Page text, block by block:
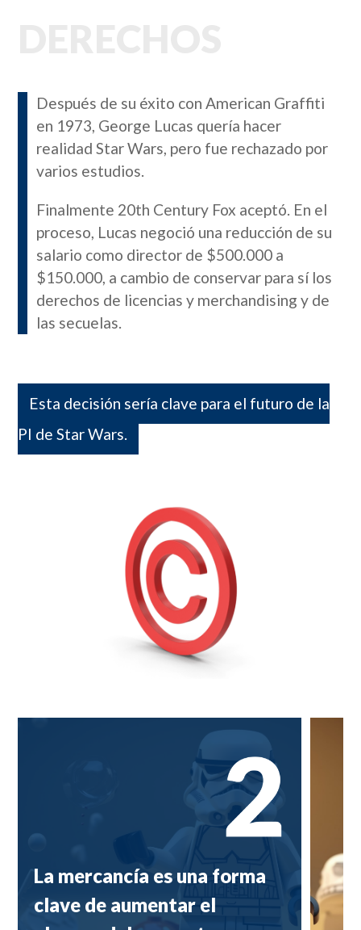
Después de su éxito con American Graffiti
en 1973, George Lucas quería hacer
realidad Star Wars, pero fue rechazado por
varios estudios.
Finalmente 20th Century Fox aceptó. En el
proceso, Lucas negoció una reducción de su
salario como director de $500.000 a
$150.000, a cambio de conservar para sí los
derechos de licencias y merchandising y de
las secuelas.
Esta decisión sería clave para el futuro de la
PI de Star Wars.
La mercancía es una forma
clave de aumentar el